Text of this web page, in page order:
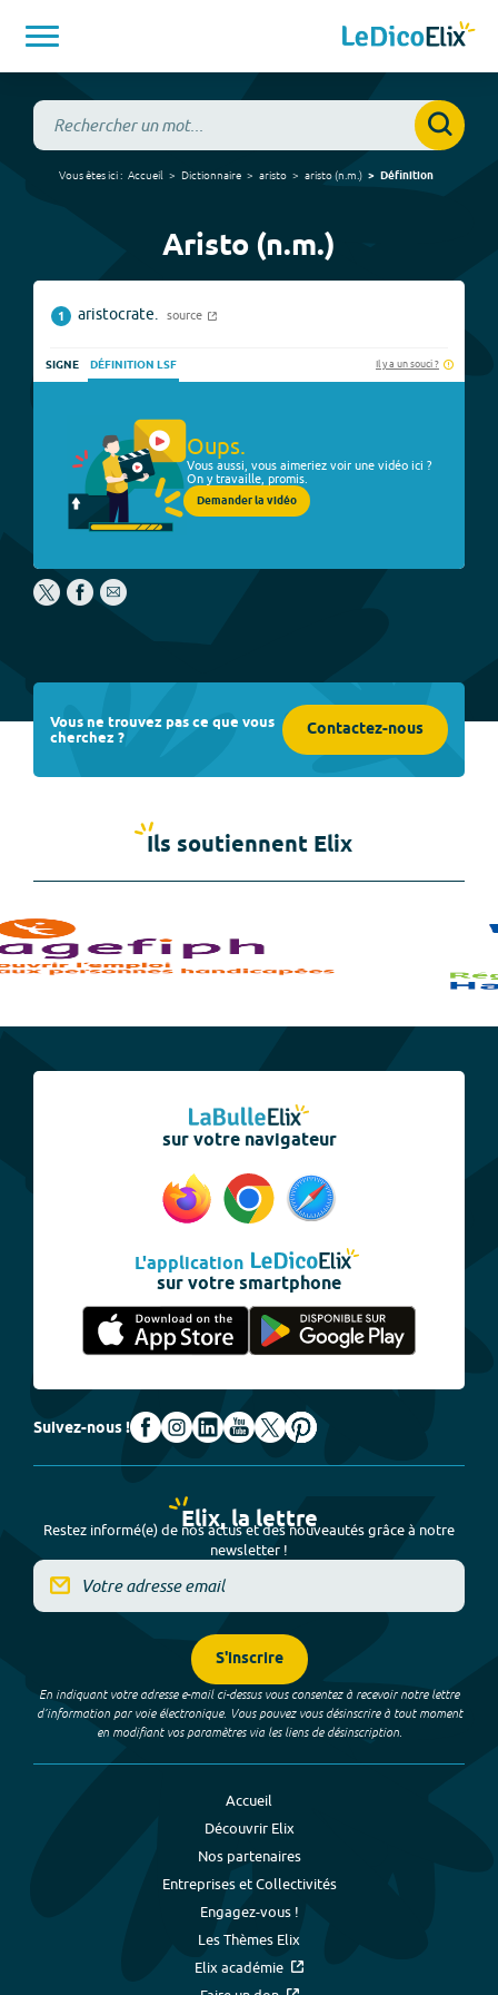
Vous êtes ici : Accueil Dictionnaire aristo aristo(n.m. ) Définition
Aristo (n.m.)
1 aristocrate. source
SIGNE DÉFINITION LSF Il y a un souci ?
Oups.
Vous aussi, vous aimeriez voir une vidéo ici ?
On y travaille, promis.
Demander la vidéo
Vous ne trouvez pas ce que vous
cherchez ? Contactez-nous
Ils soutiennent Elix
sur votre navigateur
L'application
sur votre smartphone
Suivez-nous !
Elix, la lettre
Restez informé(e) de nos actus et des nouveautés grâce à notre
newsletter !
S'inscrire
En indiquant votre adresse e-mail ci-dessus vous consentez à recevoir notre lettre
d’information par voie électronique. Vous pouvez vous désinscrire à tout moment
en modifiant vos paramètres via les liens de désinscription.
Accueil
Découvrir Elix
Nos partenaires
Entreprises et Collectivités
Engagez-vous !
Les Thèmes Elix
Elix académie